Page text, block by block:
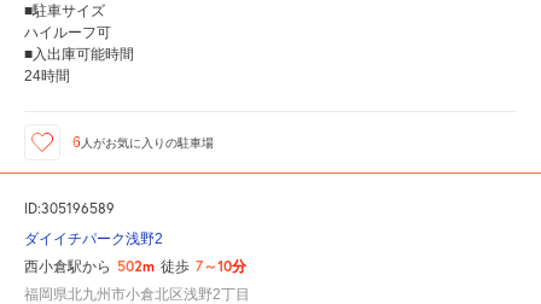
■駐車サイズ
ハイルーフ可
■入出庫可能時間
24時間
6 人がお気に入りの駐車場
ID:305196589
ダイイチパーク浅野2
西小倉駅から 502m 徒歩 7～10分
福岡県北九州市小倉北区浅野2丁目